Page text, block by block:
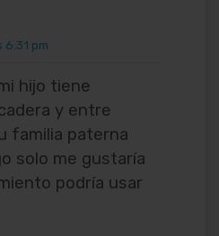
6:31 pm
hijo tiene
y entre
familia paterna
solo me gustaría
podría usar